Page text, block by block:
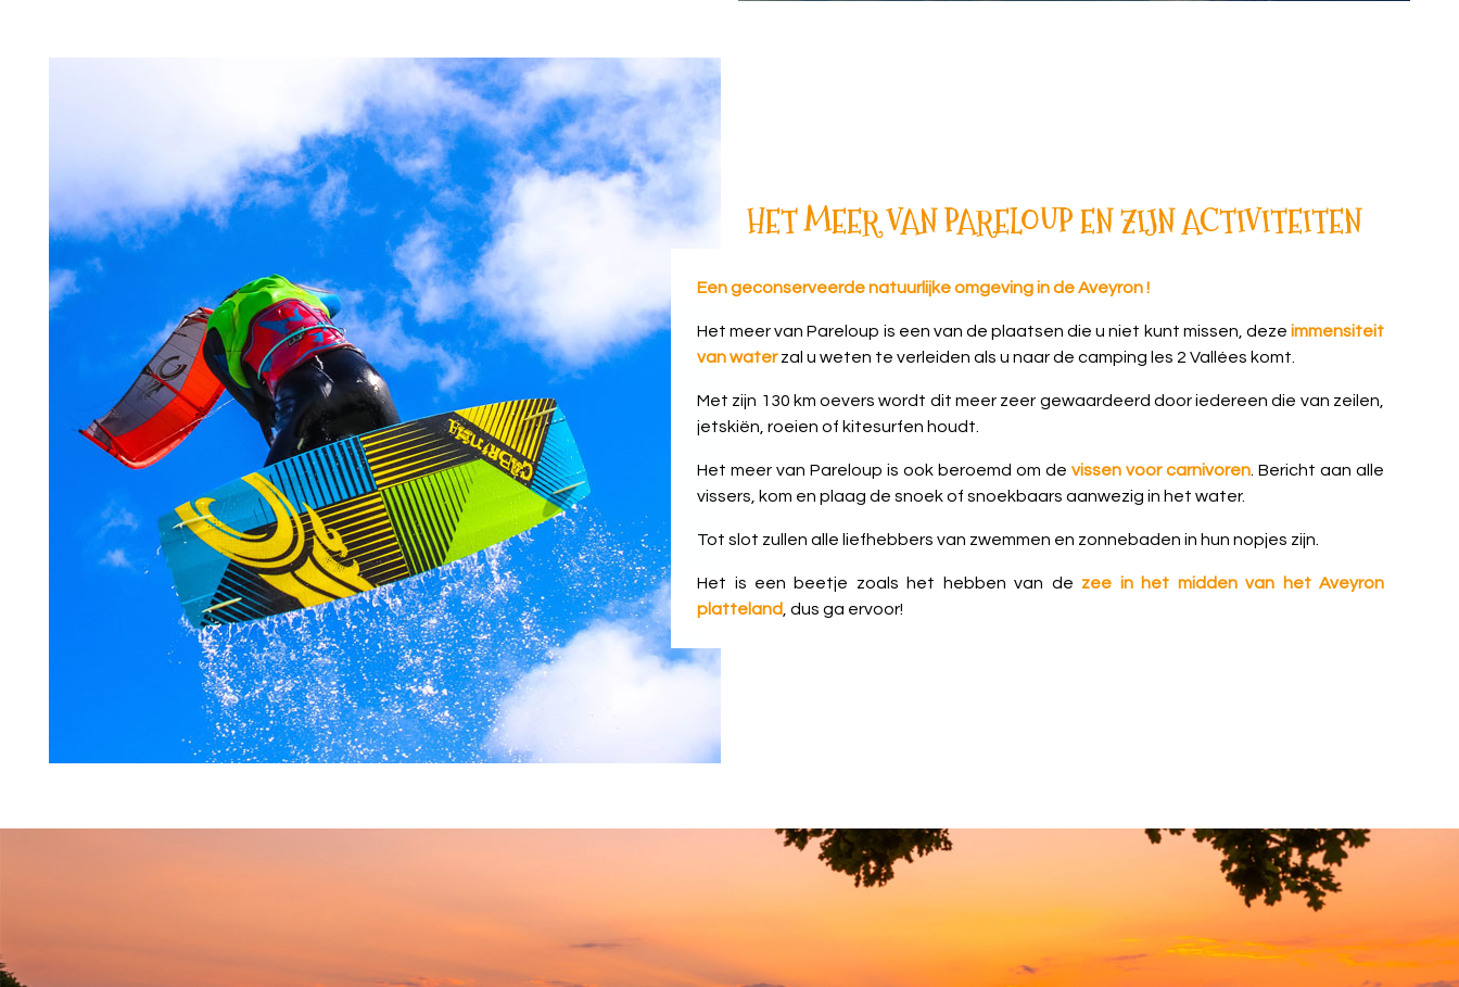
HET MEER VAN PARELOUP EN ZIJN ACTIVITEITEN
Een geconserveerde natuurlijke omgeving in de Aveyron !
Het meer van Pareloup is een van de plaatsen die u niet kunt missen, deze immensiteit
van waterzal u weten te verleiden als u naar de camping les 2 Vallées komt.
Met zijn 130 km oevers wordt dit meer zeer gewaardeerd door iedereen die van zeilen,
jetskiën, roeien of kitesurfen houdt.
Het meer van Pareloup is ook beroemd om devissen voor carnivoren . Bericht aan alle
vissers, kom en plaag de snoek of snoekbaars aanwezig in het water.
Tot slot zullen alle liefhebbers van zwemmen en zonnebaden in hun nopjes zijn.
Het is een beetje zoals het hebben van de zee in het midden van het Aveyron
platteland , dus ga ervoor!